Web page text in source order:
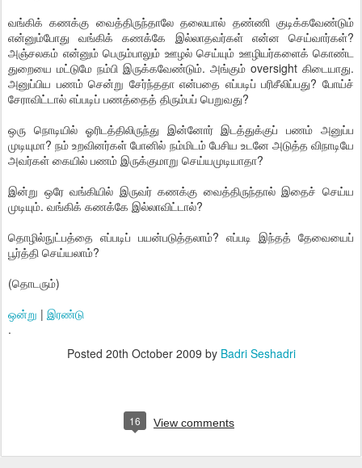
வங்கிக் கணக்கு வைத்திருந்தாலே தலையால் தண்ணி குடிக்கவேண்டும்
என்னும்போது வங்கிக் கணக்கே இல்லாதவர்கள் என்ன செய்வார்கள்?
அஞ்சலகம் என்னும் பெரும்பாலும் ஊழல் செய்யும் ஊழியர்களைக் கொண்ட
துறையை மட்டுமே நம்பி இருக்கவேண்டும். அங்கும் oversight கிடையாது.
அனுப்பிய பணம் சென்று சேர்ந்ததா என்பதை எப்படிப் பரிசீலிப்பது? போய்ச்
சேராவிட்டால் எப்படிப் பணத்தைத் திரும்பப் பெறுவது?
ஒரு நொடியில் ஓரிடத்திலிருந்து இன்னோர் இடத்துக்குப் பணம் அனுப்ப
முடியுமா? நம் உறவினர்கள் போனில் நம்மிடம் பேசிய உடனே அடுத்த விநாடியே
அவர்கள் கையில் பணம் இருக்குமாறு செய்யமுடியாதா?
இன்று ஒரே வங்கியில் இருவர் கணக்கு வைத்திருந்தால் இதைச் செய்ய
முடியும். வங்கிக் கணக்கே இல்லாவிட்டால்?
தொழில்நுட்பத்தை எப்படிப் பயன்படுத்தலாம்? எப்படி இந்தத் தேவையைப்
பூர்த்தி செய்யலாம்?
(தொடரும்)
ஒன்று | இரண்டு
.
Posted 20th October 2009 by Badri Seshadri
16 View comments